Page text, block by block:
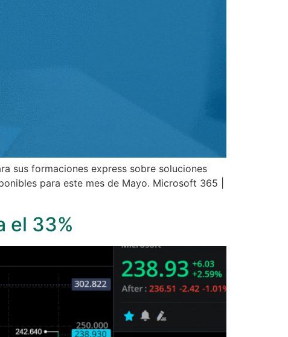
sus formaciones express sobre soluciones
para este mes de Mayo. Microsoft 365 |
el 33%